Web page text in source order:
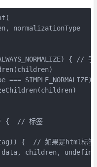
normalizationType
{ // 手
=== SIMPLE_NORMALIZE)
{  // 标签
{  // 如果是html标签
children,